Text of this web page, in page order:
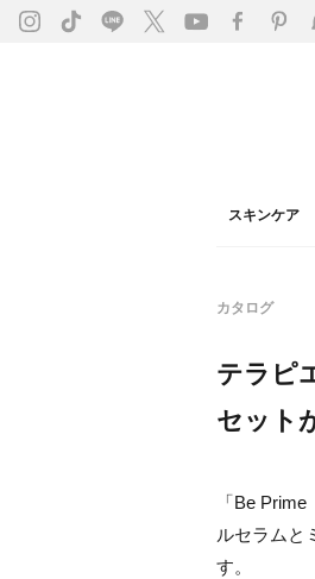
スキンケア
カタログ
テラピ
セット
「Be
ルセラムと
す。